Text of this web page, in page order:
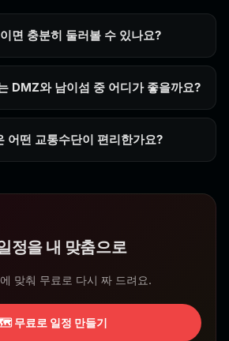
면 충분히 둘러볼 수 있나요?
DMZ와 남이섬 중 어디가 좋을까요?
어떤 교통수단이 편리한가요?
정을 내 맞춤으로
맞춰 무료로 다시 짜 드려요.
무료로 일정 만들기